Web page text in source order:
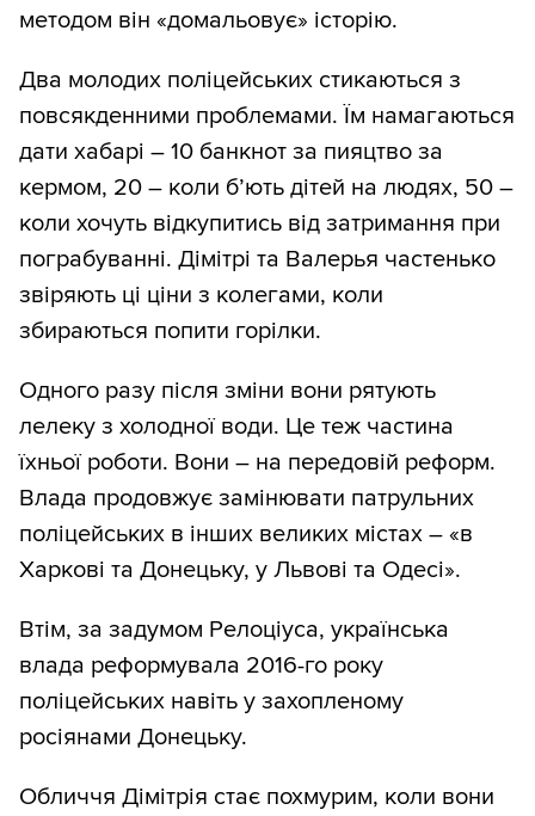
методом він «домальовує» історію.
Два молодих поліцейських стикаються з
повсякденними проблемами. Їм намагаються
дати хабарі – 10 банкнот за пияцтво за
кермом, 20 – коли б’ють дітей на людях, 50 –
коли хочуть відкупитись від затримання при
пограбуванні. Дімітрі та Валерья частенько
звіряють ці ціни з колегами, коли
збираються попити горілки.
Одного разу після зміни вони рятують
лелеку з холодної води. Це теж частина
їхньої роботи. Вони – на передовій реформ.
Влада продовжує замінювати патрульних
поліцейських в інших великих містах – «в
Харкові та Донецьку, у Львові та Одесі».
Втім, за задумом Релоціуса, українська
влада реформувала 2016-го року
поліцейських навіть у захопленому
росіянами Донецьку.
Обличчя Дімітрія стає похмурим, коли вони